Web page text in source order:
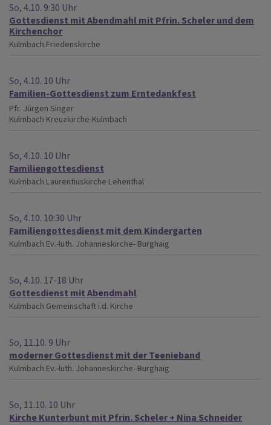
So, 4.10. 9:30 Uhr
Gottesdienst mit Abendmahl mit Pfrin. Scheler und dem
Kirchenchor
Kulmbach Friedenskirche
So, 4.10. 10 Uhr
Familien-Gottesdienst zum Erntedankfest
Pfr. Jürgen Singer
Kulmbach Kreuzkirche-Kulmbach
So, 4.10. 10 Uhr
Familiengottesdienst
Kulmbach Laurentiuskirche Lehenthal
So, 4.10. 10:30 Uhr
Familiengottesdienst mit dem Kindergarten
Kulmbach Ev.-luth. Johanneskirche- Burghaig
So, 4.10. 17-18 Uhr
Gottesdienst mit Abendmahl
Kulmbach Gemeinschaft i.d. Kirche
So, 11.10. 9 Uhr
moderner Gottesdienst mit der Teenieband
Kulmbach Ev.-luth. Johanneskirche- Burghaig
So, 11.10. 10 Uhr
Kirche Kunterbunt mit Pfrin. Scheler + Nina Schneider